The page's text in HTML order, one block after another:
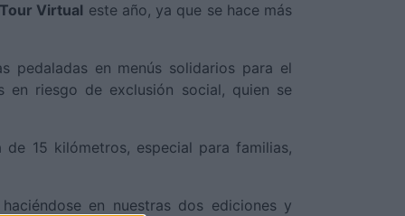
Virtual este año, ya que se hace más
pedaladas en menús solidarios para el
en riesgo de exclusión social, quien se
15 kilómetros, especial para familias,
en nuestras dos ediciones y